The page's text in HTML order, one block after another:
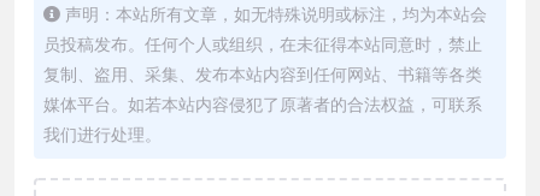
声明：本站所有文章，如无特殊说明或标注，均为本站会
员投稿发布。任何个人或组织，在未征得本站同意时，禁止
复制、盗用、采集、发布本站内容到任何网站、书籍等各类
媒体平台。如若本站内容侵犯了原著者的合法权益，可联系
我们进行处理。